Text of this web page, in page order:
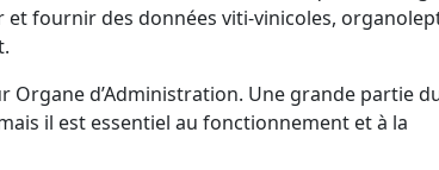
fournir des données viti-vinicoles,
Organe d’Administration. Une grande partie
il est essentiel au fonctionnement et à la